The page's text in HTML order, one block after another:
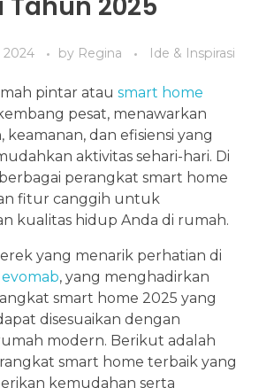
Tahun 2025
2024 by Regina Ide & Inspirasi
pintar atau smart home
pesat, menawarkan
keamanan, dan efisiensi yang
aktivitas sehari-hari. Di
perangkat smart home
fitur canggih untuk
kualitas hidup Anda di rumah.
yang menarik perhatian di
evomab, yang menghadirkan
smart home 2025 yang
disesuaikan dengan
modern. Berikut adalah
smart home terbaik yang
kemudahan serta